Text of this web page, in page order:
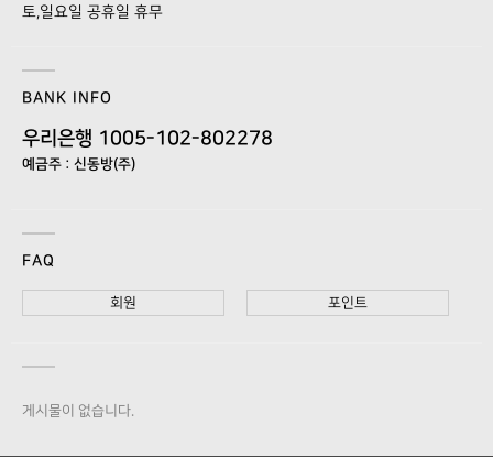
토,일요일 공휴일 휴무
BANK INFO
우리은행 1005-102-802278
예금주 : 신동방(주)
FAQ
회원 포인트
게시물이 없습니다.